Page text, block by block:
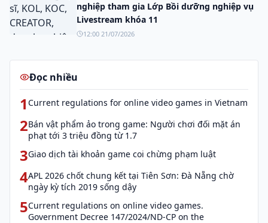
nghiệp tham gia Lớp Bồi dưỡng nghiệp vụ
Livestream khóa 11
12:00 21/07/2026
Đọc nhiều
1 Current regulations for online video games in Vietnam
2Bán vật phẩm ảo trong game: Người chơi đối mặt án
phạt tới 3 triệu đồng từ 1.7
3Giao dịch tài khoản game coi chừng phạm luật
4APL 2026 chốt chung kết tại Tiên Sơn: Đà Nẵng chờ
ngày kỳ tích 2019 sống dậy
5Current regulations on online video games.
Government Decree 147/2024/ND-CP on the